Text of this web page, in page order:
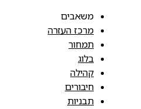
משאבים
מרכז העזרה
תמחור
בלוג
קהילה
חיבורים
תבניות